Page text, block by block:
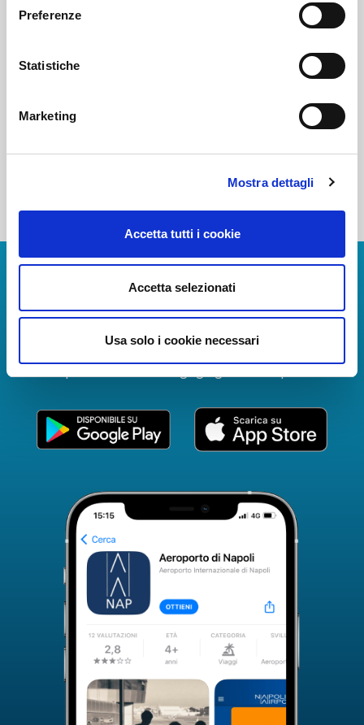
Preferenze
Statistiche
Marketing
Mostra dettagli
Accetta tutti i cookie
Accetta selezionati
Usa solo i cookie necessari
Download Apps
The Guide to Naples International Airport Services!
Real-time information on flights, all services and